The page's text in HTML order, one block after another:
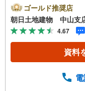
とりつぎ * * *
した♪ご成約
す！☆JR横浜
地建物中山店
合言葉に全
告掲載して
替えってどう
ゴールド推奨店
朝日土地建物 中山
4.67
資料